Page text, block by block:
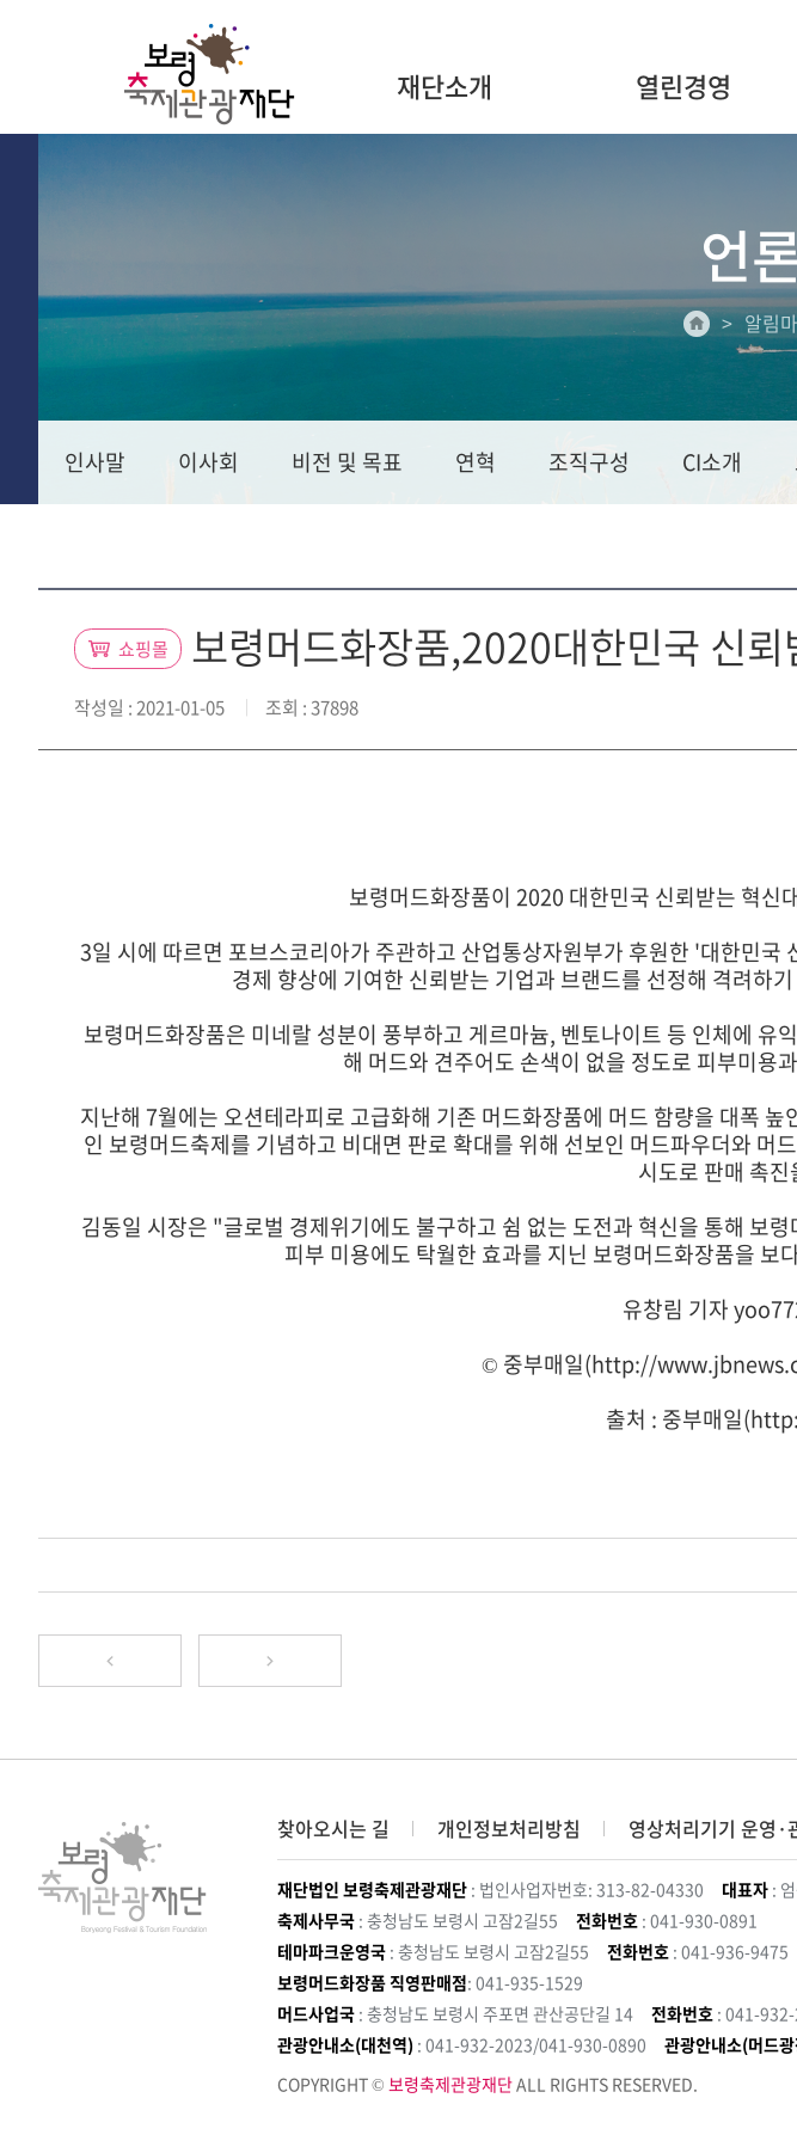
재단소개 열린경영
언
알림
인사말 이사회 비전 및 목표 연혁 조직구성 CI소개
쇼핑몰 보령머드화장품,2020대한민국 신
작성일 : 2021-01-05 조회 : 37898
보령머드화장품이 2020 대한민국 신뢰받는 혁신
3일 시에 따르면 포브스코리아가 주관하고 산업통상자원부가 후원한 '대한민
경제 향상에 기여한 신뢰받는 기업과 브랜드를 선정해 격려하
보령머드화장품은 미네랄 성분이 풍부하고 게르마늄, 벤토나이트 등 인체에
해 머드와 견주어도 손색이 없을 정도로 피부미용
지난해 7월에는 오션테라피로 고급화해 기존 머드화장품에 머드 함량을 대폭
인 보령머드축제를 기념하고 비대면 판로 확대를 위해 선보인 머드파우더와
시도로 판매 촉
김동일 시장은 "글로벌 경제위기에도 불구하고 쉼 없는 도전과 혁신을 통해 보
피부 미용에도 탁월한 효과를 지닌 보령머드화장품을
유창림 기자
© 중부매일(http://
출처 : 중부매일
찾아오시는 길 개인정보처리방침 영상처리기기 운영·
재단법인 보령축제관광재단 : 법인사업자번호: 313-82-04330 대표자 :
축제사무국 : 충청남도 보령시 고잠2길55 전화번호 : 041-930-0891
테마파크운영국 : 충청남도 보령시 고잠2길55 전화번호 : 041-936-9475
보령머드화장품 직영판매점: 041-935-1529
머드사업국 : 충청남도 보령시 주포면 관산공단길 14 전화번호 : 041-
관광안내소(대천역) : 041-932-2023/041-930-0890 관광안내소(머드
COPYRIGHT © 보령축제관광재단ALL RIGHTS RESERVED.